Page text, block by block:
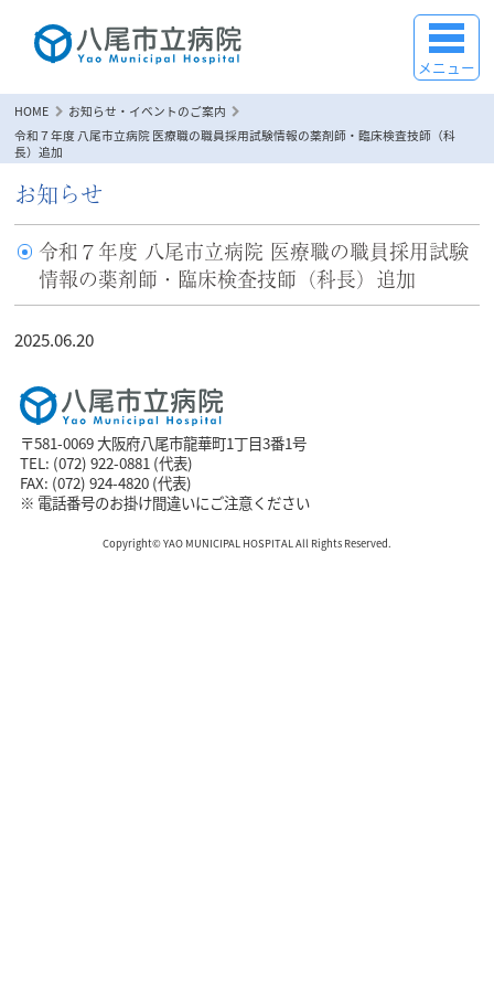
メニュー
HOME
お知らせ・イベントのご案内
令和７年度 八尾市立病院 医療職の職員採用試験情報の薬剤師・臨床検査技師（科
長）追加
お知らせ
令和７年度 八尾市立病院 医療職の職員採用試験
情報の薬剤師・臨床検査技師（科長）追加
2025.06.20
〒581-0069 大阪府八尾市龍華町1丁目3番1号
TEL: (072) 922-0881 (代表)
FAX: (072) 924-4820 (代表)
※ 電話番号のお掛け間違いにご注意ください
Copyright© YAO MUNICIPAL HOSPITAL All Rights Reserved.